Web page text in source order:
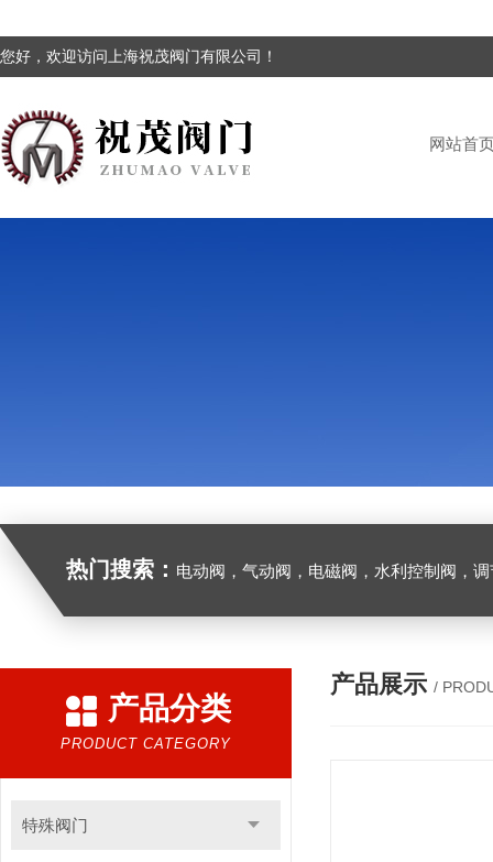
您好，欢迎访问上海祝茂阀门有限公司！
网站首
热门搜索： 电动阀，气动阀，电磁阀，水利控制阀，调节
产品分类
PRODUCT CATEGORY
特殊阀门
产品展示 /